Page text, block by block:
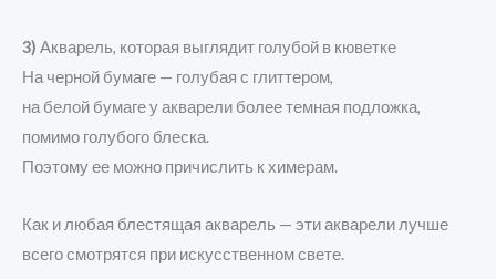
3) Акварель, которая выглядит голубой в кюветке
На черной бумаге — голубая с глиттером,
на белой бумаге у акварели более темная подложка,
помимо голубого блеска.
Поэтому ее можно причислить к химерам.
Как и любая блестящая акварель — эти акварели лучше
всего смотрятся при искусственном свете.